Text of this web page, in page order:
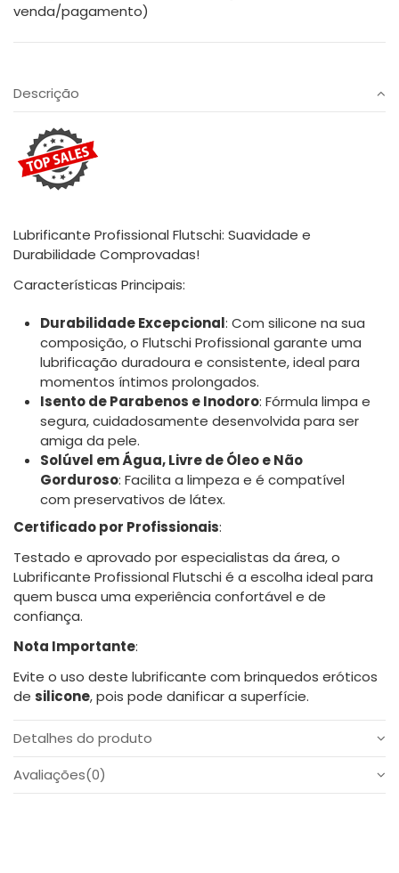
venda/pagamento)
Descrição
Lubrificante Profissional Flutschi: Suavidade e
Durabilidade Comprovadas!
Características Principais:
Durabilidade Excepcional: Com silicone na sua
composição, o Flutschi Profissional garante uma
lubrificação duradoura e consistente, ideal para
momentos íntimos prolongados.
Isento de Parabenos e Inodoro: Fórmula limpa e
segura, cuidadosamente desenvolvida para ser
amiga da pele.
Solúvel em Água, Livre de Óleo e Não
Gorduroso: Facilita a limpeza e é compatível
com preservativos de látex.
Certificado por Profissionais:
Testado e aprovado por especialistas da área, o
Lubrificante Profissional Flutschi é a escolha ideal para
quem busca uma experiência confortável e de
confiança.
Nota Importante:
Evite o uso deste lubrificante com brinquedos eróticos
de silicone, pois pode danificar a superfície.
Detalhes do produto
Avaliações(0)